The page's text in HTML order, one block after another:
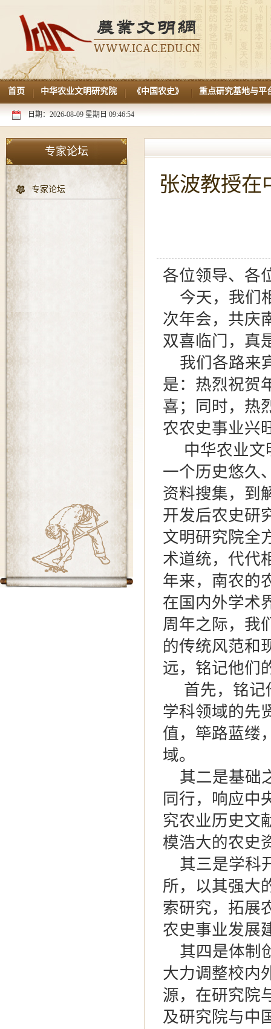
首页 中华农业文明研究院 《中国农史》 重点研究基地与平
日期：2026-08-09 星期日 09:46:54
专家论坛
专家论坛 张波教授在
各位领导、各
今天，我们
次年会，共庆
双喜临门，真
我们各路来
是：热烈祝贺
喜；同时，热
农农史事业兴
中华农业文
一个历史悠久
资料搜集，到
开发后农史研
文明研究院全
术道统，代代
年来，南农的
在国内外学术
周年之际，我
的传统风范和
远，铭记他们
首先，铭记
学科领域的先
值，筚路蓝缕
域。
其二是基础
同行，响应中
究农业历史文
模浩大的农史
其三是学科
所，以其强大
索研究，拓展
农史事业发展
其四是体制
大力调整校内
源，在研究院
及研究院与中